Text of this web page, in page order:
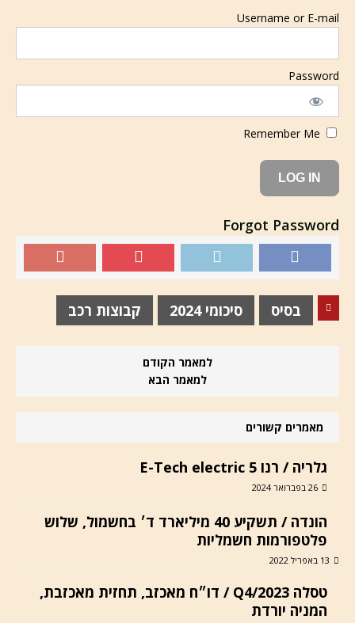
Username or E-mail
Password
Forgot Password
בסיס סיכומי 2024 קבוצות רכב
למאמר הקודם
למאמר הבא
מאמרים קשורים
גלריה / רנו 5 E-Tech electric
26 בפברואר 2024
הונדה / תשקיע 40 מיליארד ד׳ בחשמול, שלוש
פלטפורמות חשמליות
13 באפריל 2022
טסלה Q4/2023 / דו״ח מאכזב, תחזית מאכזבת,
המניה יורדת